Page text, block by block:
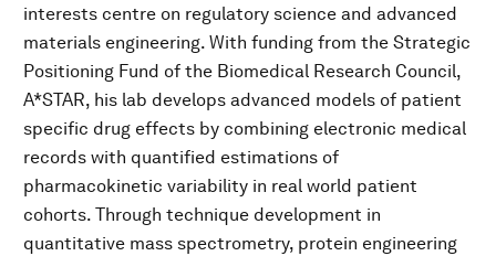
interests centre on regulatory science and advanced
materials engineering. With funding from the Strategic
Positioning Fund of the Biomedical Research Council,
A*STAR, his lab develops advanced models of patient
specific drug effects by combining electronic medical
records with quantified estimations of
pharmacokinetic variability in real world patient
cohorts. Through technique development in
quantitative mass spectrometry, protein engineering